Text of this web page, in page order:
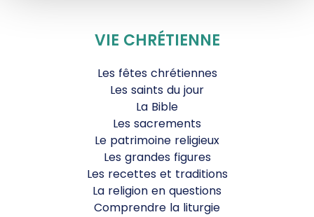
VIE CHRÉTIENNE
Les fêtes chrétiennes
Les saints du jour
La Bible
Les sacrements
Le patrimoine religieux
Les grandes figures
Les recettes et traditions
La religion en questions
Comprendre la liturgie